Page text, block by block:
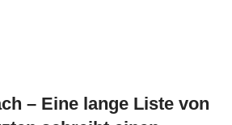
– Eine lange Liste von